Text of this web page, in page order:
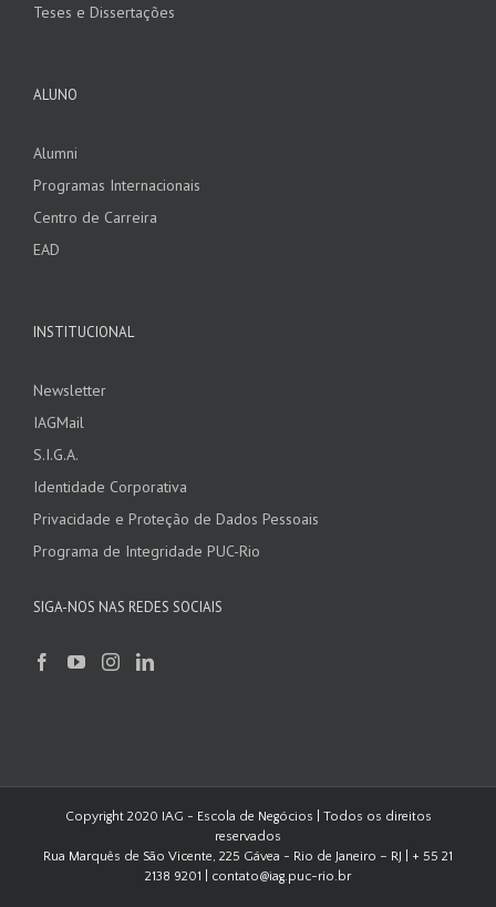
Teses e Dissertações
ALUNO
Alumni
Programas Internacionais
Centro de Carreira
EAD
INSTITUCIONAL
Newsletter
IAGMail
S.I.G.A.
Identidade Corporativa
Privacidade e Proteção de Dados Pessoais
Programa de Integridade PUC-Rio
SIGA-NOS NAS REDES SOCIAIS
Copyright 2020 IAG - Escola de Negócios | Todos os direitos
reservados
Rua Marquês de São Vicente, 225 Gávea - Rio de Janeiro – RJ | + 55 21
2138 9201 | contato@iag.puc-rio.br